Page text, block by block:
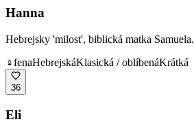
Hanna
Hebrejsky 'milost', biblická matka Samuela.
♀fenaHebrejskáKlasická / oblíbenáKrátká
36
Eli